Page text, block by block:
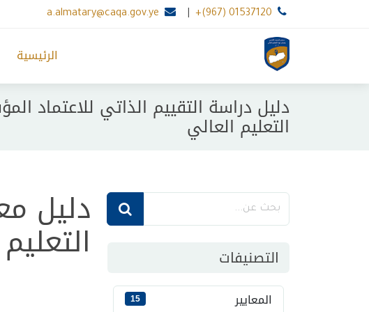
+(967) 01537120
a.almatary@caqa.gov.ye
الرئيسية
دليل دراسة التقييم الذاتي
التعليم العالي
التصنيفات
المعايير 15
دليل